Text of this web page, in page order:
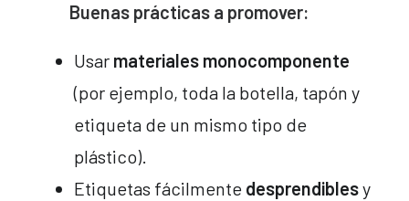
Buenas prácticas a promover:
Usar materiales monocomponente
(por ejemplo, toda la botella, tapón y
etiqueta de un mismo tipo de
plástico).
Etiquetas fácilmente desprendiblesy